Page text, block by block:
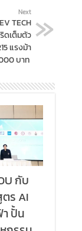
Next
TECH
ดเต็มตัว
แรงม้า
บาท
กับ
ร AI
ปั้น